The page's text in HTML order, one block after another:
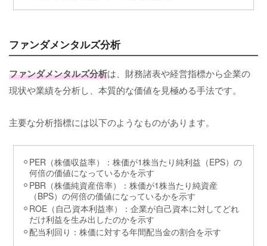
ファンダメンタルズ分析
ファンダメンタルズ分析は、財務諸表や経営指標から企業の
現状や業績を分析し、本質的な価値を見極める手法です。
主要な分析指標には以下のようなものがあります。
PER（株価収益率）：株価が1株当たり純利益（EPS）の
何倍の価値になっているかを示す
PBR（株価純資産倍率）：株価が1株当たり純資産
（BPS）の何倍の価値になっているかを示す
ROE（自己資本利益率）：企業が自己資本に対してどれ
だけ利益を生み出したのかを示す
配当利回り：株価に対する年間配当金の割合を示す